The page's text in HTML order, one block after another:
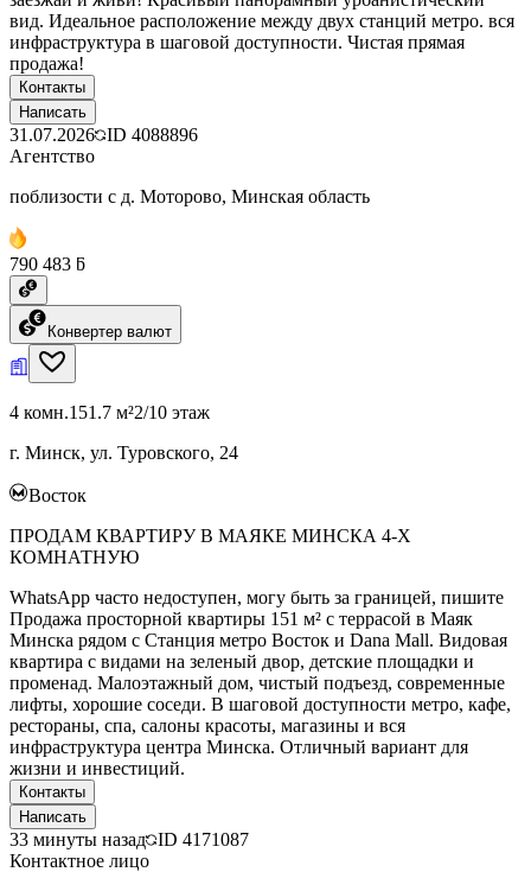
вид. Идеальное расположение между двух станций метро. вся
инфраструктура в шаговой доступности. Чистая прямая
продажа!
Контакты
Написать
31.07.2026 ID 4088896
Агентство
поблизости с д. Моторово, Минская область
790 483 ƃ
Конвертер валют
4 комн.151.7 м²2/10 этаж
г. Минск, ул. Туровского, 24
Восток
ПРОДАМ КВАРТИРУ В МАЯКЕ МИНСКА 4-Х
КОМНАТНУЮ
WhatsApp часто недоступен, могу быть за границей, пишите
Продажа просторной квартиры 151 м² с террасой в Маяк
Минска рядом с Станция метро Восток и Dana Mall. Видовая
квартира с видами на зеленый двор, детские площадки и
променад. Малоэтажный дом, чистый подъезд, современные
лифты, хорошие соседи. В шаговой доступности метро, кафе,
рестораны, спа, салоны красоты, магазины и вся
инфраструктура центра Минска. Отличный вариант для
жизни и инвестиций.
Контакты
Написать
33 минуты назад ID 4171087
Контактное лицо